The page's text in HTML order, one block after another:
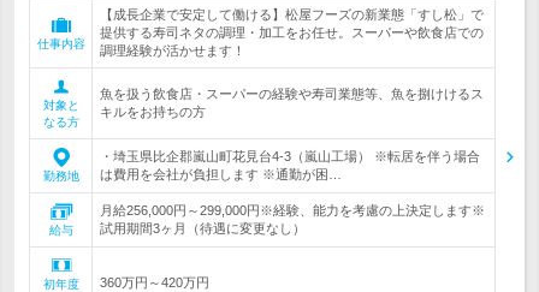
仕事内容
【成長企業で安定して働ける】松屋フーズの新業態「すし松」で
提供する寿司ネタの調理・加工をお任せ。スーパーや飲食店での
調理経験が活かせます！
対象と
なる方
魚を扱う飲食店・スーパーの経験や寿司業態等、魚を捌けけるス
キルをお持ちの方
勤務地
・埼玉県比企郡嵐山町花見台4-3（嵐山工場） ※転居を伴う場合
は費用を会社が負担します ※通勤が困…
給与
月給256,000円～299,000円※経験、能力を考慮の上決定します※
試用期間3ヶ月（待遇に変更なし）
初年度
360万円～420万円